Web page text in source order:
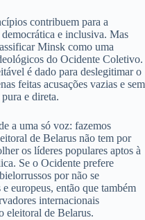
contribuem para a
e inclusiva. Mas
Minsk como uma
do Ocidente Coletivo.
é dado para deslegitimar o
feitas acusações vazias e sem
e direta.
a uma só voz: fazemos
de Belarus não tem por
os líderes populares aptos à
Se o Ocidente prefere
por não se
europeus, então que também
internacionais
eleitoral de Belarus.